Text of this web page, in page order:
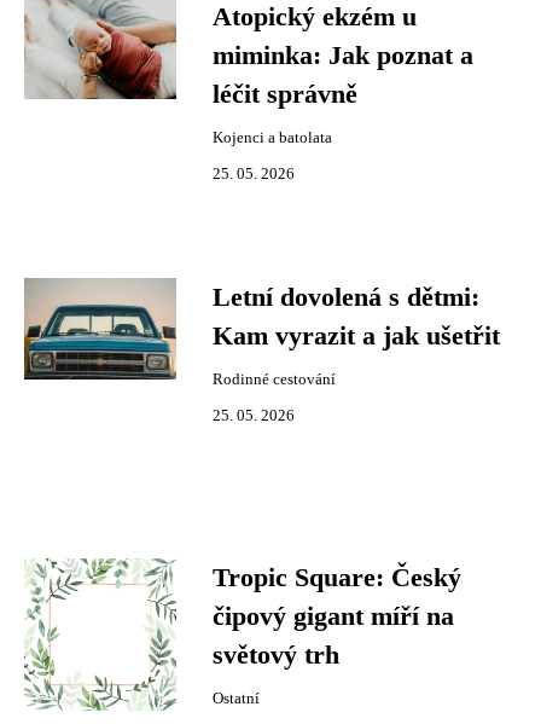
Atopický ekzém u
miminka: Jak poznat a
léčit správně
Kojenci a batolata
25. 05. 2026
Letní dovolená s dětmi:
Kam vyrazit a jak ušetřit
Rodinné cestování
25. 05. 2026
Tropic Square: Český
čipový gigant míří na
světový trh
Ostatní